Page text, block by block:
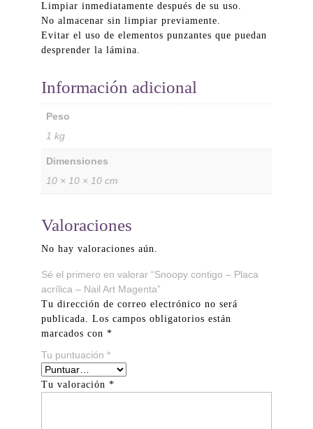
Limpiar inmediatamente después de su uso.
No almacenar sin limpiar previamente.
Evitar el uso de elementos punzantes que puedan
desprender la lámina.
Información adicional
Peso
1 kg
Dimensiones
10 × 10 × 10 cm
Valoraciones
No hay valoraciones aún.
Sé el primero en valorar “Snoopy contigo – Placa
acrílica – Nail Art Magenta”
Tu dirección de correo electrónico no será
publicada. Los campos obligatorios están
marcados con *
Tu puntuación *
Tu valoración *